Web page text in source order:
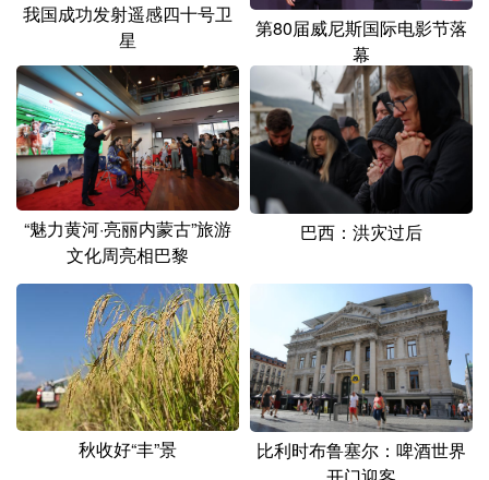
我国成功发射遥感四十号卫
星
第80届威尼斯国际电影节落
幕
“魅力黄河·亮丽内蒙古”旅游
文化周亮相巴黎
巴西：洪灾过后
秋收好“丰”景
比利时布鲁塞尔：啤酒世界